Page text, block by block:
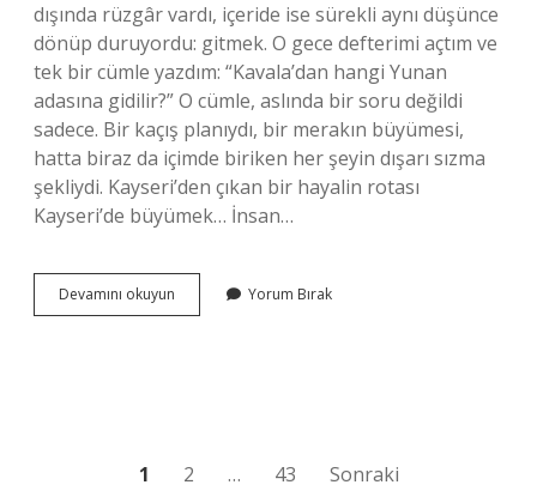
dışında rüzgâr vardı, içeride ise sürekli aynı düşünce
dönüp duruyordu: gitmek. O gece defterimi açtım ve
tek bir cümle yazdım: “Kavala’dan hangi Yunan
adasına gidilir?” O cümle, aslında bir soru değildi
sadece. Bir kaçış planıydı, bir merakın büyümesi,
hatta biraz da içimde biriken her şeyin dışarı sızma
şekliydi. Kayseri’den çıkan bir hayalin rotası
Kayseri’de büyümek… İnsan…
Devamını okuyun Kavala’dan
hangi
Yorum Bırak
1 2 … 43 Sonraki